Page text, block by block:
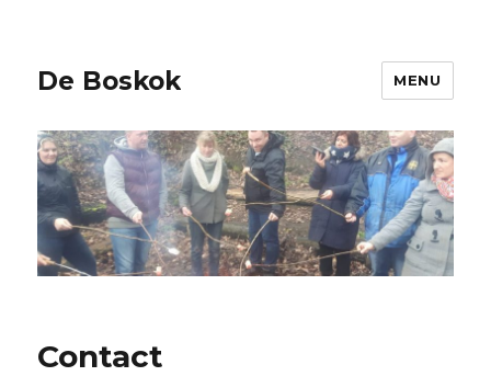
De Boskok MENU
Contact